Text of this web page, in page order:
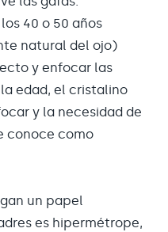
40 o 50 años
natural del ojo)
y enfocar las
edad, el cristalino
y la necesidad de
conoce como
un papel
es hipermétrope,